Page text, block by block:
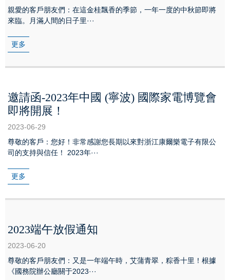
親愛的客戶朋友們：在這金桂飄香的季節，一年一度的中秋節即將
來臨。月滿人間的日子里···
更多
邀請函-2023年中國 (寧波) 國際家電博覽會
即將開展！
2023-06-29
尊敬的客戶：您好！非常感謝您長期以來對浙江康爾樂電子有限公
司的支持與信任！ 2023年···
更多
2023端午放假通知
2023-06-20
尊敬的客戶朋友們：又是一年端午時，艾蒲青翠，粽香十里！根據
《國務院辦公廳關于2023···